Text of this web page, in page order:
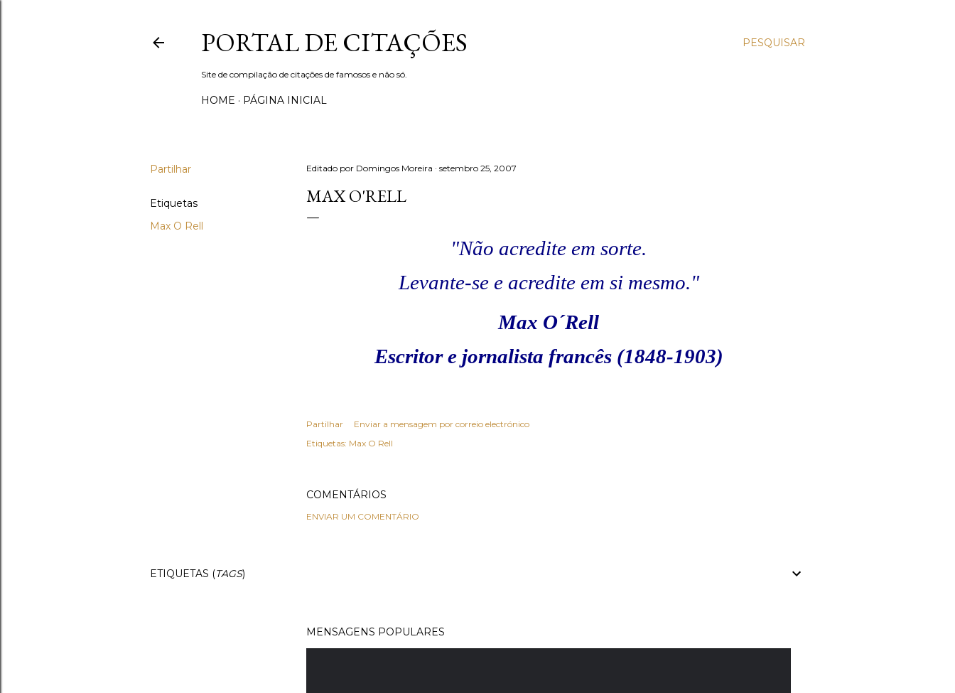
PESQUISAR
PORTAL DE CITAÇÕES
Site de compilação de citações de famosos e não só.
HOME PÁGINA INICIAL
Partilhar
Etiquetas
Max O Rell
Editado por Domingos Moreira setembro 25, 2007
MAX O'RELL
"Não acredite em sorte.
Levante-se e acredite em si mesmo."
Max O´Rell
Escritor e jornalista francês (1848-1903)
Partilhar
Enviar a mensagem por correio electrónico
Etiquetas: Max O Rell
COMENTÁRIOS
ENVIAR UM COMENTÁRIO
ETIQUETAS (TAGS)
MENSAGENS POPULARES